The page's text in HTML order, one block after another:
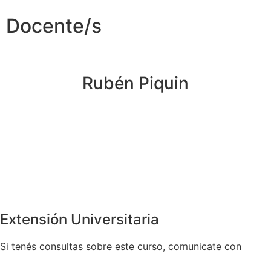
Docente/s
Rubén Piquin
Extensión Universitaria
Si tenés consultas sobre este curso, comunicate con